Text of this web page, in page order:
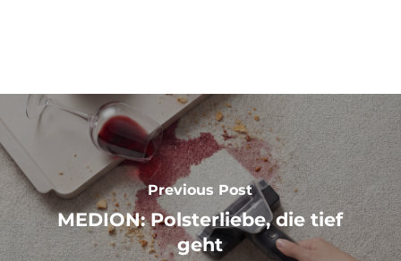
Previous Post
MEDION: Polsterliebe, die tief
geht